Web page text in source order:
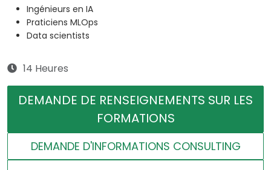
Ingénieurs en IA
Praticiens MLOps
Data scientists
14 Heures
DEMANDE DE RENSEIGNEMENTS SUR LES
FORMATIONS
DEMANDE D'INFORMATIONS CONSULTING